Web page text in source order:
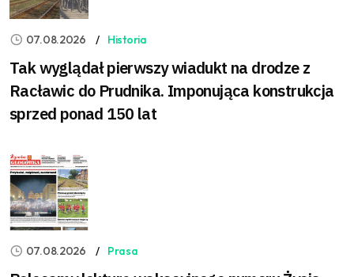
07.08.2026 Historia
Tak wyglądał pierwszy wiadukt na drodze z
Racławic do Prudnika. Imponująca konstrukcja
sprzed ponad 150 lat
07.08.2026 Prasa